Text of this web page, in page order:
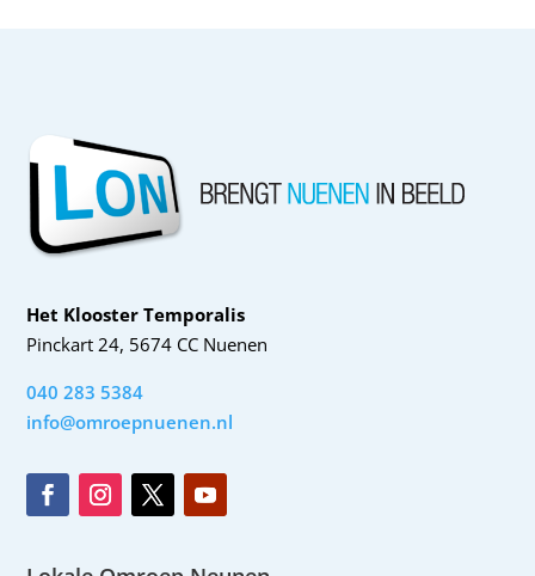
Het Klooster Temporalis
Pinckart 24, 5674 CC Nuenen
040 283 5384
info@omroepnuenen.nl